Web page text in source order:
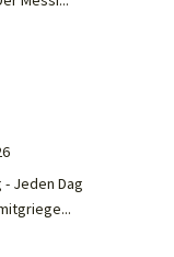
Jeden Dag